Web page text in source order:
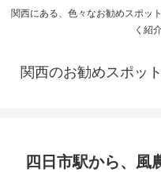
関西にある、色々なお勧めスポッ
く紹
関西のお勧めスポッ
四日市駅から、風